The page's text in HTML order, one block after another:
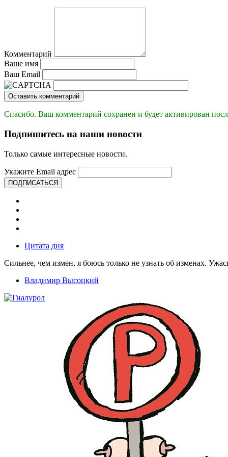
Комментарий
Ваше имя
Ваш Email
Оставить комментарий
Спасибо. Ваш комментарий сохранен и будет активирован
Подпишитесь на наши новости
Только самые интересные новости.
Укажите Email адрес
ПОДПИСАТЬСЯ
Цитата дня
Сильнее, чем измен, я боюсь только не узнать об изменах.
Владимир Высоцкий